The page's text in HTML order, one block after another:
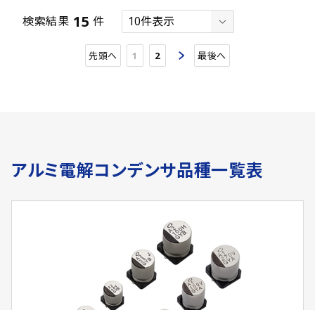
検索結果 15 件
先頭へ 1 2 最後へ
アルミ電解コンデンサ品種一覧表